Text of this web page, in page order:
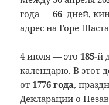
года — 66 дней,
адрес на Горе
4 июля — это185-й
календарю. В этот
от1776 года,
Декларации о